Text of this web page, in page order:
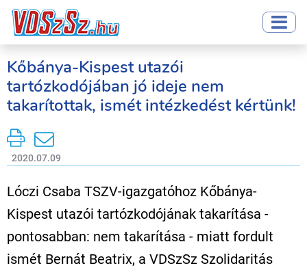
Kőbánya-Kispest utazói
tartózkodójában jó ideje nem
takarítottak, ismét intézkedést kértünk!
2020.07.09
Lóczi Csaba TSZV-igazgatóhoz Kőbánya-
Kispest utazói tartózkodójának takarítása -
pontosabban: nem takarítása - miatt fordult
ismét Bernát Beatrix, a VDSzSz Szolidaritás